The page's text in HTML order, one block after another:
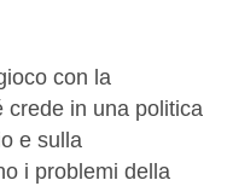
con la
crede in una politica
e sulla
i problemi della